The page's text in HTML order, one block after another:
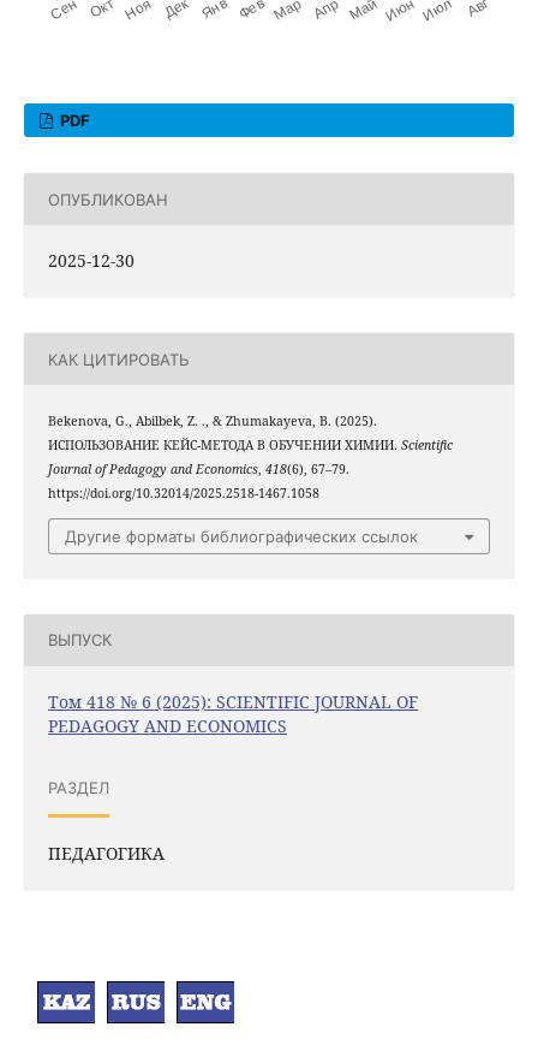
PDF
ОПУБЛИКОВАН
2025-12-30
КАК ЦИТИРОВАТЬ
Bekenova, G., Abilbek, Z. ., & Zhumakayeva, B. (2025).
ИСПОЛЬЗОВАНИЕ КЕЙС-МЕТОДА В ОБУЧЕНИИ ХИМИИ. Scientific
Journal of Pedagogy and Economics, 418(6), 67–79.
https://doi.org/10.32014/2025.2518-1467.1058
Другие форматы библиографических ссылок
ВЫПУСК
Том 418 № 6 (2025): SCIENTIFIC JOURNAL OF
PEDAGOGY AND ECONOMICS
РАЗДЕЛ
ПЕДАГОГИКА